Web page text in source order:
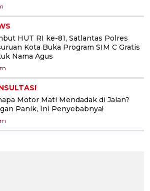
HUT RI ke-81, Satlantas Polres
Kota Buka Program SIM C Gratis
Nama Agus
Motor Mati Mendadak di Jalan?
Panik, Ini Penyebabnya!